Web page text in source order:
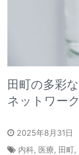
田町の多彩
ネットワー
2025年8月31日
内科, 医療, 田町,